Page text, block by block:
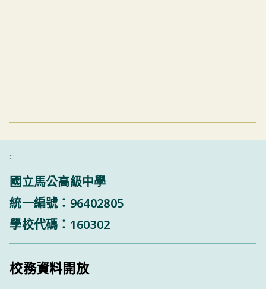
:::
國立馬公高級中學
統一編號：96402805
學校代碼：160302
校務資料開放